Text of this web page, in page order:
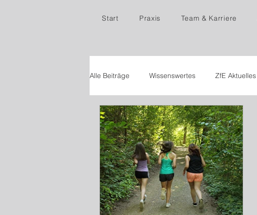
Start Praxis Team & Karriere
Alle Beiträge Wissenswertes ZfE Aktuelles